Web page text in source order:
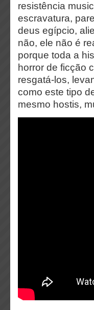
resistência
escravatura,
deus egípcio,
não, ele não é
porque toda a
horror de ficção
resgatá-los,
como este tipo
mesmo hostis,